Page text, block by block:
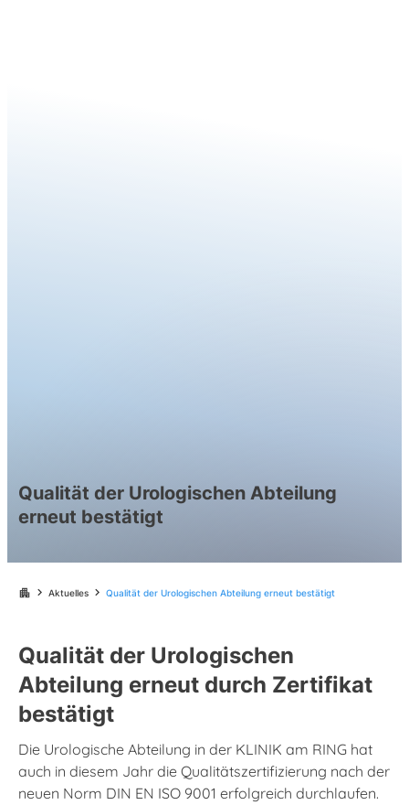
Qualität der Urologischen Abteilung
erneut bestätigt
apartment chevron_right Aktuelles chevron_right Qualität der Urologischen Abteilung erneut bestätigt
Qualität der Urologischen
Abteilung erneut durch Zertifikat
bestätigt
Die Urologische Abteilung in der KLINIK am RING hat
auch in diesem Jahr die Qualitätszertifizierung nach der
neuen Norm DIN EN ISO 9001 erfolgreich durchlaufen.